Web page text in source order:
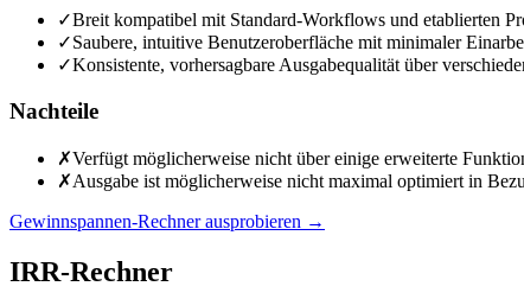
✓Breit kompatibel mit Standard-Workflows und etablierten
✓Saubere, intuitive Benutzeroberfläche mit minimaler
✓Konsistente, vorhersagbare Ausgabequalität über
Nachteile
✗Verfügt möglicherweise nicht über einige erweiterte
✗Ausgabe ist möglicherweise nicht maximal optimiert in
Gewinnspannen-Rechner ausprobieren →
IRR-Rechner